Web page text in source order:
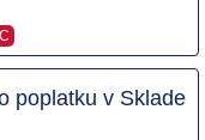
poplatku v Sklade